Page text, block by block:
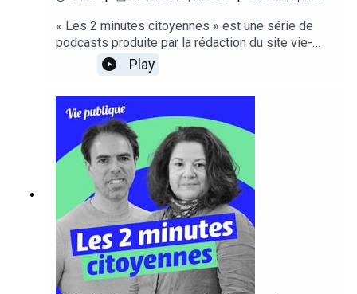
« Les 2 minutes citoyennes » est une série de
podcasts produite par la rédaction du site vie-
publique.fr, ces capsules audios pédagogiques
s’adressent à tous les citoyens.
Play